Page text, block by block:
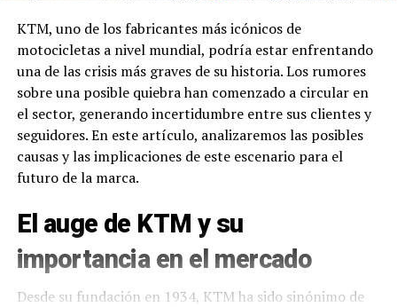
KTM, uno de los fabricantes más icónicos de
motocicletas a nivel mundial, podría estar enfrentando
una de las crisis más graves de su historia. Los rumores
sobre una posible quiebra han comenzado a circular en
el sector, generando incertidumbre entre sus clientes y
seguidores. En este artículo, analizaremos las posibles
causas y las implicaciones de este escenario para el
futuro de la marca.
El auge de KTM y su
importancia en el mercado
Desde su fundación en 1934, KTM ha sido sinónimo de